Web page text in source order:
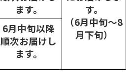
ます。
す。
（6月中旬～8
月下旬）
6月中旬以降
順次お届けし
ます。